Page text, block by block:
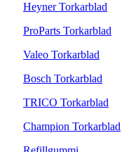
Heyner Torkarblad
ProParts Torkarblad
Valeo Torkarblad
Bosch Torkarblad
TRICO Torkarblad
Champion Torkarblad